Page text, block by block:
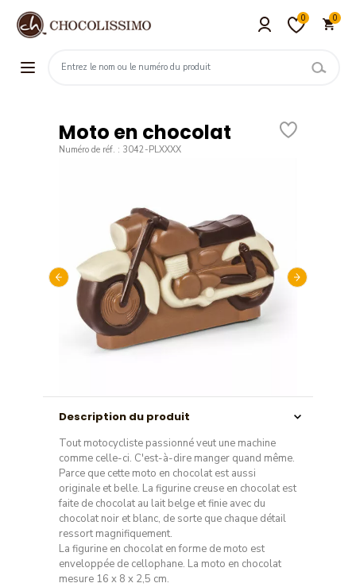
0 0
Moto en chocolat
Numéro de réf. : 3042-PLXXXX
Description du produit
Tout motocycliste passionné veut une machine
comme celle-ci. C'est-à-dire manger quand même.
Parce que cette moto en chocolat est aussi
originale et belle. La figurine creuse en chocolat est
faite de chocolat au lait belge et finie avec du
chocolat noir et blanc, de sorte que chaque détail
ressort magnifiquement.
La figurine en chocolat en forme de moto est
enveloppée de cellophane. La moto en chocolat
mesure 16 x 8 x 2,5 cm.